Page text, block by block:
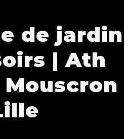
de jardin
| Ath